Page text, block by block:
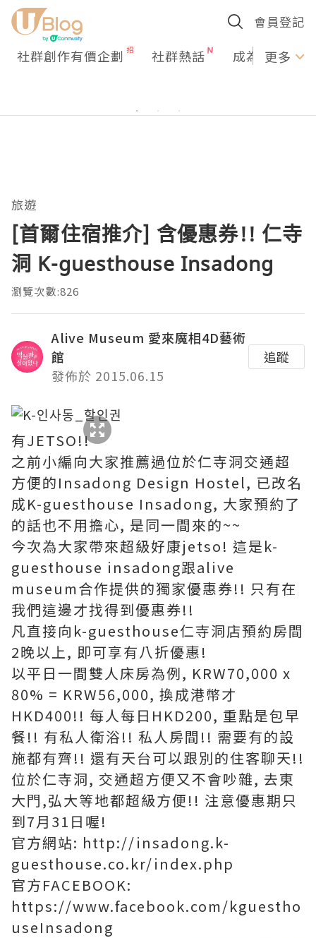
會員登記
社群創作有價企劃 社群熱話 成為U更多
旅遊
[首爾住宿推介] 含優惠券!! 仁寺
洞 K-guesthouse Insadong
瀏覽次數:826
Alive Museum 愛來魔相4D藝術
館
發佈於 2015.06.15
追蹤
有JETSO!!
之前小編向大家推薦過位於仁寺洞交通超
方便的Insadong Design Hostel, 已改名
成K-guesthouse Insadong, 大家預約了
的話也不用擔心, 是同一間來的~~
今次為大家帶來超級好康jetso! 這是k-
guesthouse insadong跟alive
museum合作提供的獨家優惠券!! 只有在
我們這邊才找得到優惠券!!
凡直接向k-guesthouse仁寺洞店預約房間
2晚以上, 即可享有八折優惠!
以平日一間雙人床房為例, KRW70,000 x
80% = KRW56,000, 換成港幣才
HKD400!! 每人每日HKD200, 重點是包早
餐!! 有私人衛浴!! 私人房間!! 需要有的設
施都有齊!! 還有天台可以跟別的住客聊天!!
位於仁寺洞, 交通超方便又不會吵雜, 去東
大門,弘大等地都超級方便!! 注意優惠期只
到7月31日喔!
官方網站: http://insadong.k-
guesthouse.co.kr/index.php
官方FACEBOOK:
https://www.facebook.com/kguestho
useInsadong